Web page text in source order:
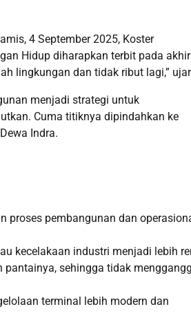
4 September 2025, Koster
Hidup diharapkan terbit pada akhir
lingkungan dan tidak ribut lagi,”
menjadi strategi untuk
Cuma titiknya dipindahkan ke
Indra.
proses pembangunan dan
kecelakaan industri menjadi lebih
sehingga tidak
terminal lebih modern dan